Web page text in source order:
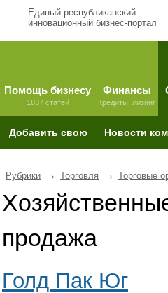
Единый республиканский
инновационный бизнес-портал
Помощь бизнесу
1837 статей
Финансы
Кредиты, лизинг
Добавить свою Новости
Рубрики → Торговля → Торговые
продажа
Голд Пак Юг